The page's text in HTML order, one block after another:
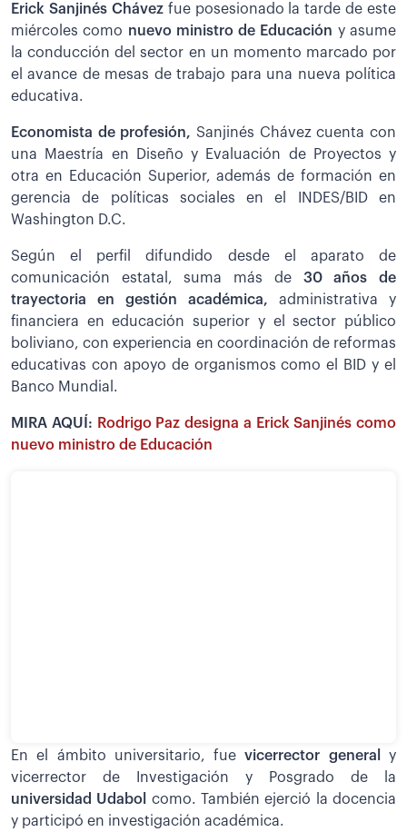
Erick Sanjinés Chávezfue posesionado la tarde de este
miércoles como nuevo ministro de Educación y asume
la conducción del sector en un momento marcado por
el avance de mesas de trabajo para una nueva política
educativa.
Economista de profesión, Sanjinés Chávez cuenta con
una Maestría en Diseño y Evaluación de Proyectos y
otra en Educación Superior, además de formación en
gerencia de políticas sociales en el INDES/BID en
Washington D.C.
Según el perfil difundido desde el aparato de
comunicación estatal, suma más de 30 años de
trayectoria en gestión académica, administrativa y
financiera en educación superior y el sector público
boliviano, con experiencia en coordinación de reformas
educativas con apoyo de organismos como el BID y el
Banco Mundial.
MIRA AQUÍ: Rodrigo Paz designa a Erick Sanjinés como
nuevo ministro de Educación
En el ámbito universitario, fuevicerrector generaly
vicerrector de Investigación y Posgrado de la
universidad Udabol
como. También ejerció la docencia
y participó en investigación académica.